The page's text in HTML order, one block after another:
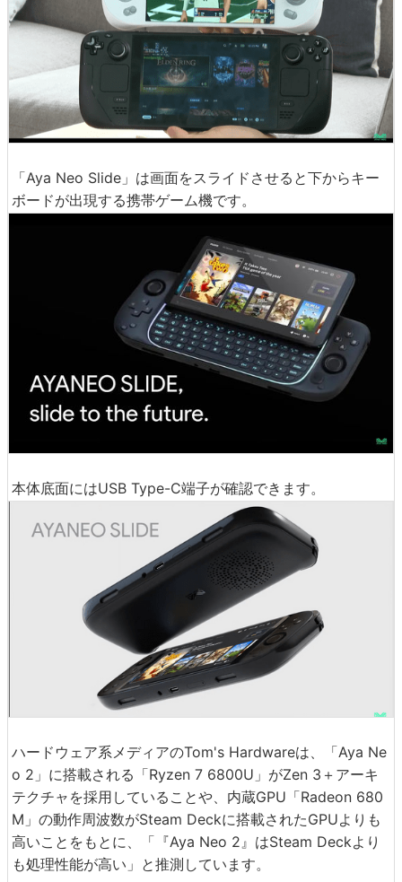
「Aya Neo Slide」は画面をスライドさせると下からキー
ボードが出現する携帯ゲーム機です。
本体底面にはUSB Type-C端子が確認できます。
ハードウェア系メディアのTom's Hardwareは、「Aya Ne
o 2」に搭載される「Ryzen 7 6800U」がZen 3＋アーキ
テクチャを採用していることや、内蔵GPU「Radeon 680
M」の動作周波数がSteam Deckに搭載されたGPUよりも
高いことをもとに、「『Aya Neo 2』はSteam Deckより
も処理性能が高い」と推測しています。